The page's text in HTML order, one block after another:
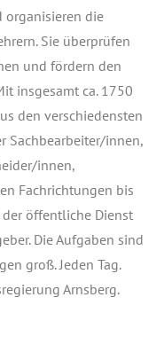
die
Sie über­prü­fen
und för­dern den
ins­ge­samt ca. 1750
den ver­schie­dens­ten
Sachbearbeiter/innen,
innen,
Fach­rich­tun­gen bis
öffent­li­che Dienst
Die Auf­ga­ben sind
groß. Jeden Tag.
Arnsberg.